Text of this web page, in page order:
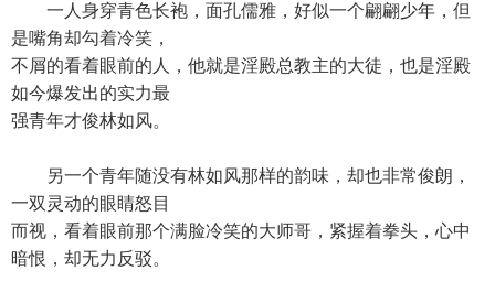
一人身穿青色长袍，面孔儒雅，好似一个翩翩少年，但
是嘴角却勾着冷笑，
不屑的看着眼前的人，他就是淫殿总教主的大徒，也是淫殿
如今爆发出的实力最
强青年才俊林如风。
另一个青年随没有林如风那样的韵味，却也非常俊朗，
一双灵动的眼睛怒目
而视，看着眼前那个满脸冷笑的大师哥，紧握着拳头，心中
暗恨，却无力反驳。